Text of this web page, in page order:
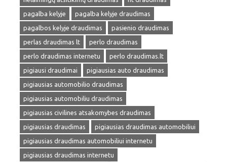
pagalba kelyje
pagalba kelyje draudimas
pagalbos kelyje draudimas
pasienio draudimas
perlas draudimas lt
perlo draudimas
perlo draudimas internetu
perlo draudimas.lt
pigiausi draudimai
pigiausias auto draudimas
pigiausias automobilio draudimas
pigiausias automobiliu draudimas
pigiausias civilines atsakomybes draudimas
pigiausias draudimas
pigiausias draudimas automobiliui
pigiausias draudimas automobiliui internetu
pigiausias draudimas internetu